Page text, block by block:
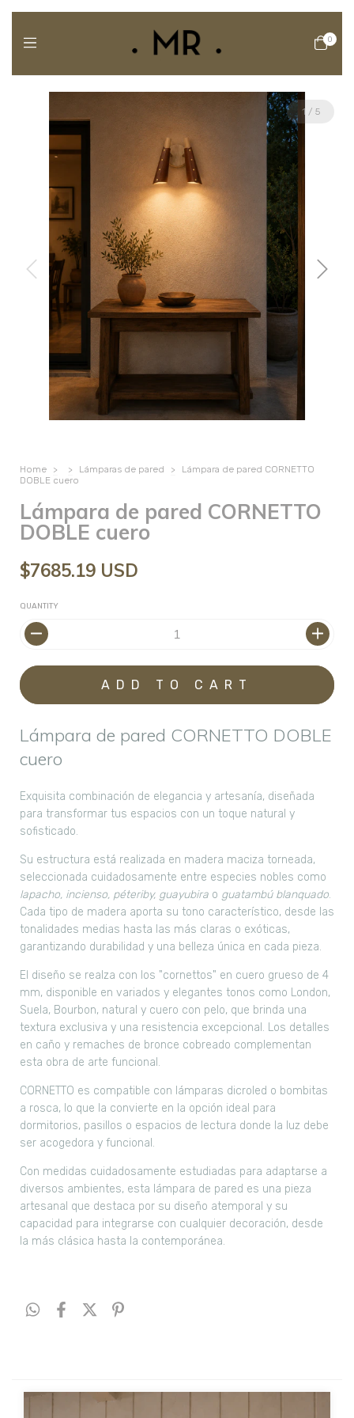
0
1 / 5
Home > > Lámparas de pared >
Lámpara de pared CORNETTO
DOBLE cuero
Lámpara de pared CORNETTO
DOBLE cuero
$7685.19 USD
QUANTITY
Lámpara de pared CORNETTO DOBLE
cuero
Exquisita combinación de elegancia y artesanía, diseñada
para transformar tus espacios con un toque natural y
sofisticado.
Su estructura está realizada en madera maciza torneada,
seleccionada cuidadosamente entre especies nobles como
lapacho, incienso, péteriby, guayubira o guatambú blanquado.
Cada tipo de madera aporta su tono característico, desde las
tonalidades medias hasta las más claras o exóticas,
garantizando durabilidad y una belleza única en cada pieza.
El diseño se realza con los "cornettos" en cuero grueso de 4
mm, disponible en variados y elegantes tonos como London,
Suela, Bourbon, natural y cuero con pelo, que brinda una
textura exclusiva y una resistencia excepcional. Los detalles
en caño y remaches de bronce cobreado complementan
esta obra de arte funcional.
CORNETTO es compatible con lámparas dicroled o bombitas
a rosca, lo que la convierte en la opción ideal para
dormitorios, pasillos o espacios de lectura donde la luz debe
ser acogedora y funcional.
Con medidas cuidadosamente estudiadas para adaptarse a
diversos ambientes, esta lámpara de pared es una pieza
artesanal que destaca por su diseño atemporal y su
capacidad para integrarse con cualquier decoración, desde
la más clásica hasta la contemporánea.